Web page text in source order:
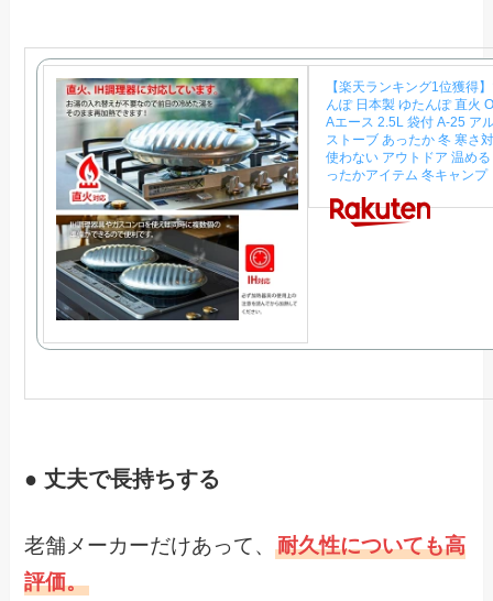
【楽天ランキング1位獲得
んぽ 日本製 ゆたんぽ 直火
Aエース 2.5L 袋付 A-25 ア
ストーブ あったか 冬 寒さ
使わない アウトドア 温め
ったかアイテム 冬キャンプ
● 丈夫で長持ちする
老舗メーカーだけあって、耐久性についても高
評価。